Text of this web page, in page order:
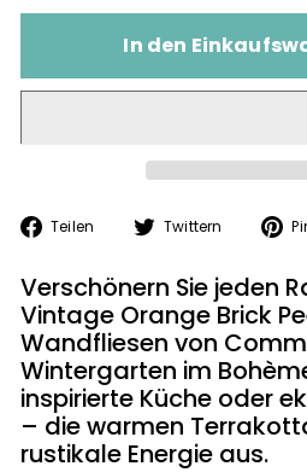
In den
Teilen
Auf
Facebook
Twittern
Auf
Twitter
Verschönern Sie jeden
Vintage Orange Brick
Wandfliesen von
Wintergarten im
inspirierte Küche oder
– die warmen
rustikale Energie aus.